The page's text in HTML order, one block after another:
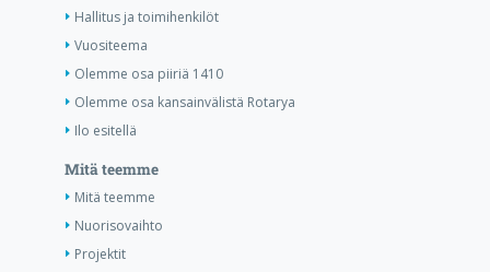
Hallitus ja toimihenkilöt
Vuositeema
Olemme osa piiriä 1410
Olemme osa kansainvälistä Rotarya
Ilo esitellä
Mitä teemme
Mitä teemme
Nuorisovaihto
Projektit